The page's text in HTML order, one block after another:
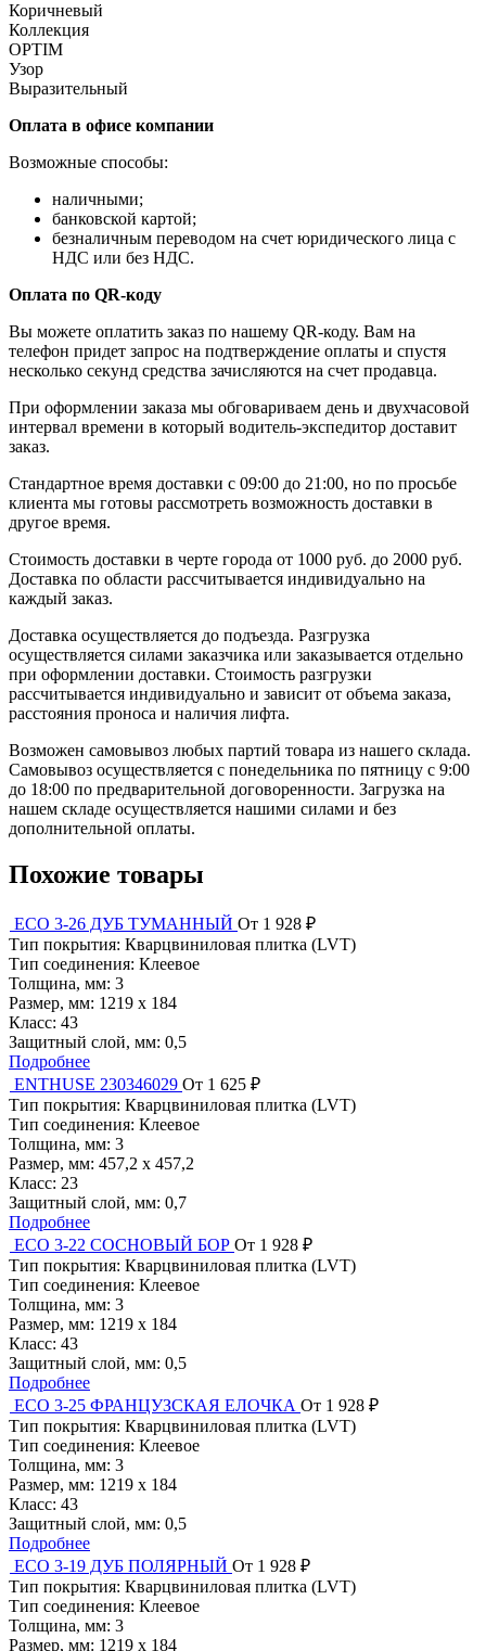
Коричневый
Коллекция
OPTIM
Узор
Выразительный
Оплата в офисе компании
Возможные способы:
наличными;
банковской картой;
безналичным переводом на счет юридического лица с
НДС или без НДС.
Оплата по QR-коду
Вы можете оплатить заказ по нашему QR-коду. Вам на
телефон придет запрос на подтверждение оплаты и спустя
несколько секунд средства зачисляются на счет продавца.
При оформлении заказа мы обговариваем день и двухчасовой
интервал времени в который водитель-экспедитор доставит
заказ.
Стандартное время доставки с 09:00 до 21:00, но по просьбе
клиента мы готовы рассмотреть возможность доставки в
другое время.
Стоимость доставки в черте города от 1000 руб. до 2000 руб.
Доставка по области рассчитывается индивидуально на
каждый заказ.
Доставка осуществляется до подъезда. Разгрузка
осуществляется силами заказчика или заказывается отдельно
при оформлении доставки. Стоимость разгрузки
рассчитывается индивидуально и зависит от объема заказа,
расстояния проноса и наличия лифта.
Возможен самовывоз любых партий товара из нашего склада.
Самовывоз осуществляется с понедельника по пятницу с 9:00
до 18:00 по предварительной договоренности. Загрузка на
нашем складе осуществляется нашими силами и без
дополнительной оплаты.
Похожие товары
ЕСО 3-26 ДУБ ТУМАННЫЙ От 1 928 ₽
Тип покрытия: Кварцвиниловая плитка (LVT)
Тип соединения: Клеевое
Толщина, мм: 3
Размер, мм: 1219 x 184
Класс: 43
Защитный слой, мм: 0,5
Подробнее
ENTHUSE 230346029 От 1 625 ₽
Тип покрытия: Кварцвиниловая плитка (LVT)
Тип соединения: Клеевое
Толщина, мм: 3
Размер, мм: 457,2 х 457,2
Класс: 23
Защитный слой, мм: 0,7
Подробнее
ЕСО 3-22 СОСНОВЫЙ БОР От 1 928 ₽
Тип покрытия: Кварцвиниловая плитка (LVT)
Тип соединения: Клеевое
Толщина, мм: 3
Размер, мм: 1219 x 184
Класс: 43
Защитный слой, мм: 0,5
Подробнее
ЕСО 3-25 ФРАНЦУЗСКАЯ ЕЛОЧКА От 1 928 ₽
Тип покрытия: Кварцвиниловая плитка (LVT)
Тип соединения: Клеевое
Толщина, мм: 3
Размер, мм: 1219 x 184
Класс: 43
Защитный слой, мм: 0,5
Подробнее
ЕСО 3-19 ДУБ ПОЛЯРНЫЙ От 1 928 ₽
Тип покрытия: Кварцвиниловая плитка (LVT)
Тип соединения: Клеевое
Толщина, мм: 3
Размер, мм: 1219 x 184